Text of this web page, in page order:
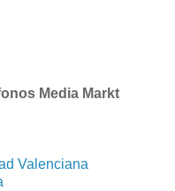
Media Markt
Valenciana